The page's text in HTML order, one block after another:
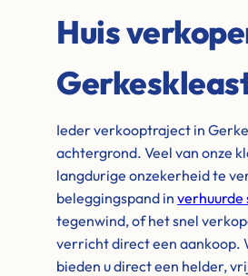
Huis
Ieder verkooptraject in
achtergrond. Veel van onze
langdurige onzekerheid te
beleggingspand in verhuurde
tegenwind, of het snel
verricht direct een aankoop.
bieden u direct een helder,